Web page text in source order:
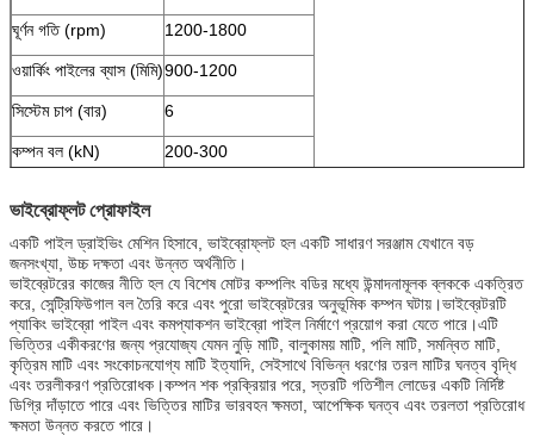
ঘূর্ণন গতি (rpm) 1200-1800
ওয়ার্কিং পাইলের ব্যাস (মিমি)900-1200
সিস্টেম চাপ (বার) 6
কম্পন বল (kN) 200-300
ভাইব্রোফ্লট প্রোফাইল
একটি পাইল ড্রাইভিং মেশিন হিসাবে, ভাইব্রোফ্লট হল একটি সাধারণ সরঞ্জাম যেখানে বড়
জনসংখ্যা, উচ্চ দক্ষতা এবং উন্নত অর্থনীতি।
ভাইব্রেটরের কাজের নীতি হল যে বিশেষ মোটর কম্পলিং বডির মধ্যে উন্মাদনামূলক ব্লককে একত্রিত
করে, সেন্ট্রিফিউগাল বল তৈরি করে এবং পুরো ভাইব্রেটরের অনুভূমিক কম্পন ঘটায়।ভাইব্রেটরটি
প্যাকিং ভাইব্রো পাইল এবং কমপ্যাকশন ভাইব্রো পাইল নির্মাণে প্রয়োগ করা যেতে পারে।এটি
ভিত্তির একীকরণের জন্য প্রযোজ্য যেমন নুড়ি মাটি, বালুকাময় মাটি, পলি মাটি, সমন্বিত মাটি,
কৃত্রিম মাটি এবং সংকোচনযোগ্য মাটি ইত্যাদি, সেইসাথে বিভিন্ন ধরণের তরল মাটির ঘনত্ব বৃদ্ধি
এবং তরলীকরণ প্রতিরোধক।কম্পন শক প্রক্রিয়ার পরে, স্তরটি গতিশীল লোডের একটি নির্দিষ্ট
ডিগ্রি দাঁড়াতে পারে এবং ভিত্তির মাটির ভারবহন ক্ষমতা, আপেক্ষিক ঘনত্ব এবং তরলতা প্রতিরোধ
ক্ষমতা উন্নত করতে পারে।